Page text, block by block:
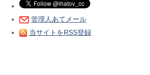
管理人あてメール
当サイトをRSS登録